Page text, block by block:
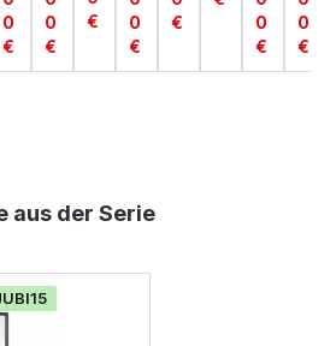
0
€
0
€
€
0
€
€
0
€
0
€
aus der Serie